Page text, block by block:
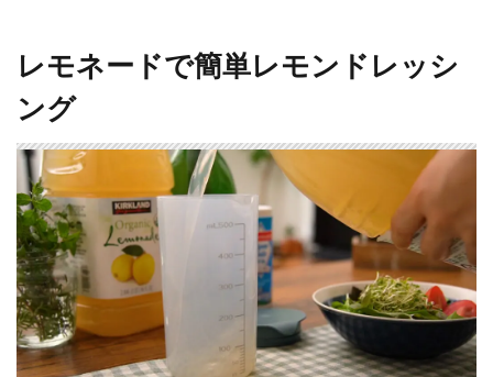
レモネードで簡単レモンドレッシ
ング